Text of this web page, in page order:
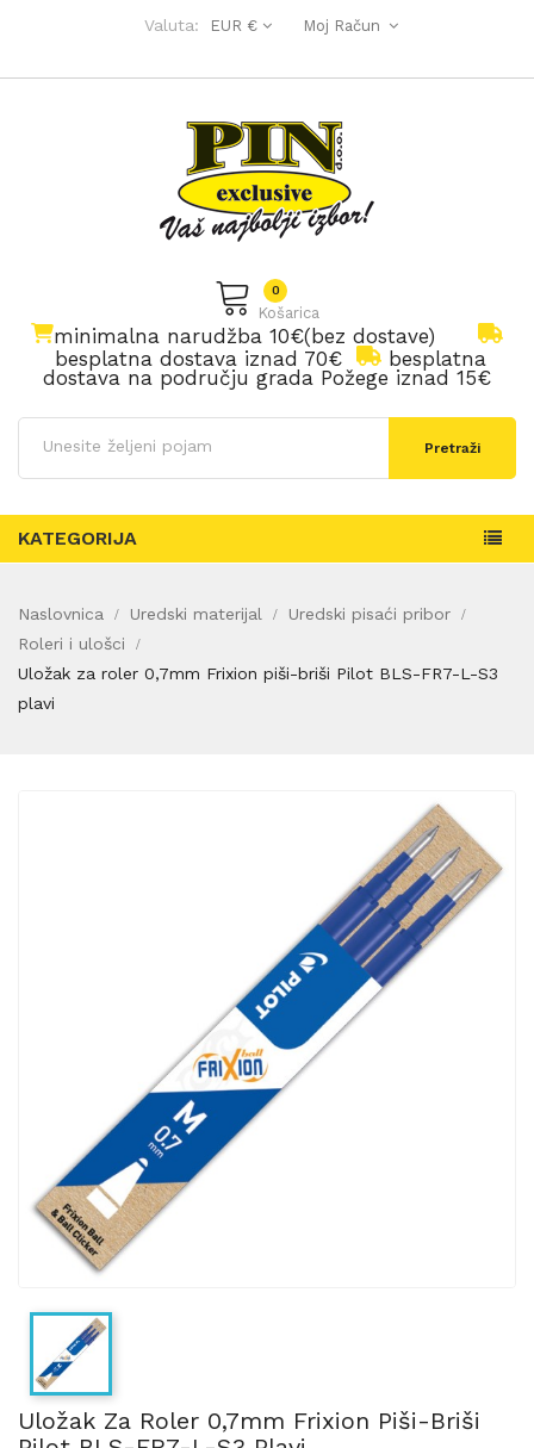
Valuta: EUR € Moj Račun
Košarica
0
minimalna narudžba 10€(bez dostave)
besplatna dostava iznad 70€
besplatna
dostava na području grada Požege iznad 15€
Pretraži
KATEGORIJA
Naslovnica Uredski materijal
Uredski pisaći pribor
Roleri i ulošci
Uložak za roler 0,7mm Frixion piši-briši Pilot BLS-FR7-L-S3
plavi
Uložak Za Roler 0,7mm Frixion Piši-Briši